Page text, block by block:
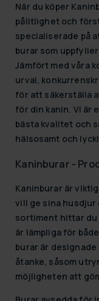
När du köper
pålitlighet och
specialiserade på
burar som
Jämfört med våra
urval,
för att säkerställa
för din kanin. Vi är
bästa kvalitet och
hälsosamt och
Kaninburar -
Kaninburar är
vill ge sina husdjur
sortiment hittar du
är lämpliga för
burar är
åtanke, såsom
möjligheten att